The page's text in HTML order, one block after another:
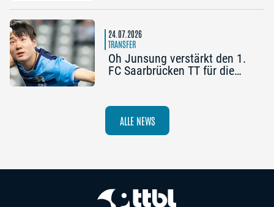
Bad Homburg) und Daniel
Königshofen): „Es kann viel
passieren“
24.07.2026
TRANSFER
Oh Junsung verstärkt den 1.
FC Saarbrücken TT für die
ALLE NEWS